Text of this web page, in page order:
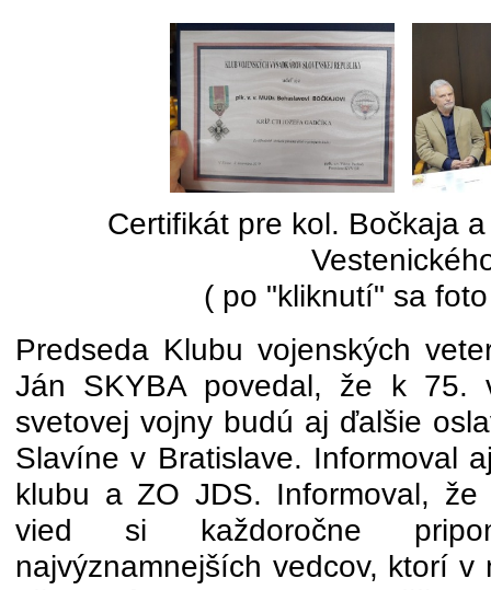
Certifikát pre kol. Bočkaja
( po "kliknutí" sa
Predseda Klubu vojenských
Ján SKYBA povedal, že k 75.
svetovej vojny budú aj ďalšie
Slavíne v Bratislave. Informoval
klubu a ZO JDS. Informoval, že
vied si každoročne
najvýznamnejších vedcov, ktorí